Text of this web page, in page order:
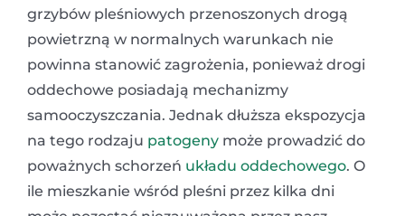
grzybów pleśniowych przenoszonych drogą
powietrzną w normalnych warunkach nie
powinna stanowić zagrożenia, ponieważ drogi
oddechowe posiadają mechanizmy
samooczyszczania. Jednak dłuższa ekspozycja
na tego rodzaju patogeny może prowadzić do
poważnych schorzeń układu oddechowego. O
ile mieszkanie wśród pleśni przez kilka dni